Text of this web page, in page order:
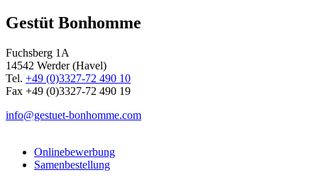
Gestüt Bonhomme
Fuchsberg 1A
14542 Werder (Havel)
Tel. +49 (0)3327-72 490 10
Fax +49 (0)3327-72 490 19
info@gestuet-bonhomme.com
Onlinebewerbung
Samenbestellung